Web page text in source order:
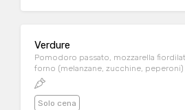
Verdure
Pomodoro passato, mozzarella
forno (melanzane, zucchine, peperoni)
Solo cena